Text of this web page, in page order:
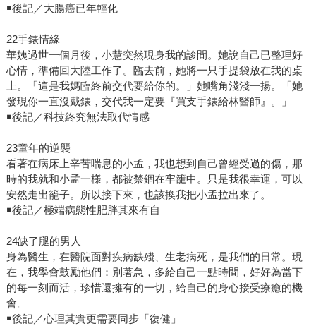
￭後記／大腸癌已年輕化
22手錶情緣
華姨過世一個月後，小慧突然現身我的診間。她說自己已整理好
心情，準備回大陸工作了。臨去前，她將一只手提袋放在我的桌
上。「這是我媽臨終前交代要給你的。」她嘴角淺淺一揚。「她
發現你一直沒戴錶，交代我一定要『買支手錶給林醫師』。」
￭後記／科技終究無法取代情感
23童年的逆襲
看著在病床上辛苦喘息的小孟，我也想到自己曾經受過的傷，那
時的我就和小孟一樣，都被禁錮在牢籠中。只是我很幸運，可以
安然走出籠子。所以接下來，也該換我把小孟拉出來了。
￭後記／極端病態性肥胖其來有自
24缺了腿的男人
身為醫生，在醫院面對疾病缺殘、生老病死，是我們的日常。現
在，我學會鼓勵他們：別著急，多給自己一點時間，好好為當下
的每一刻而活，珍惜還擁有的一切，給自己的身心接受療癒的機
會。
￭後記／心理其實更需要同步「復健」